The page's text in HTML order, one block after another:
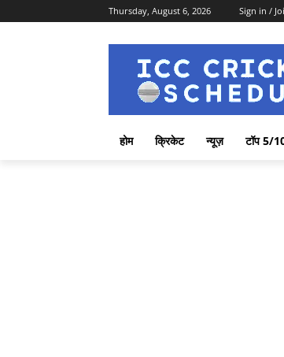
Thursday, August 6, 2026 Sign in /
होम क्रिकेट न्यूज़ टॉप 5/